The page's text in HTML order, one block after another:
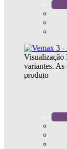
Visualização
variantes. As
produto